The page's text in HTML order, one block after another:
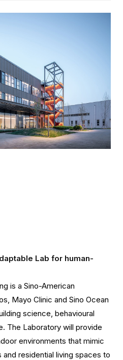
Lab for human-
is a Sino-American
Mayo Clinic and Sino Ocean
science, behavioural
The Laboratory will provide
environments that mimic
residential living spaces to